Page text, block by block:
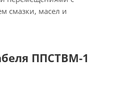
смазки, масел и
ППСТВМ-1